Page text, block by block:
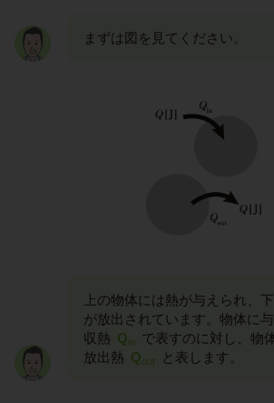
まずは図を見てください。
上の物体には熱が与えられ、
が放出されています。物体に
収熱 Qin
で表すのに対し、物
放出熱 Qout と表します。